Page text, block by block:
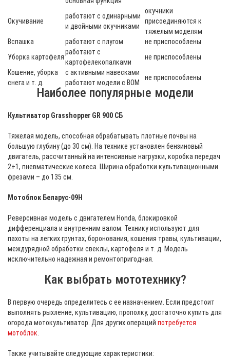
Окучивание
работают с одинарными
и двойными окучниками
окучники
присоединяются к
тяжелым моделям
Вспашка
работают с плугом
не приспособлены
Уборка картофеля
работают с
картофелекопалками
не приспособлены
Кошение, уборка
снега и т. д.
с активными навесками
работают модели с ВОМ
не приспособлены
Наиболее популярные модели
Культиватор Grasshopper GR 900 СБ
Тяжелая модель, способная обрабатывать плотные почвы на
большую глубину (до 30 см). На технике установлен бензиновый
двигатель, рассчитанный на интенсивные нагрузки, коробка передач
2+1, пневматические колеса. Ширина обработки культивационными
фрезами – до 135 см.
Мотоблок Беларус-09Н
Реверсивная модель с двигателем Honda, блокировкой
дифференциала и внутренним валом. Технику используют для
пахоты на легких грунтах, боронования, кошения травы, культивации,
междурядной обработки свеклы, картофеля и т. д. Модель
исключительно надежная и ремонтопригодная.
Как выбрать мототехнику?
В первую очередь определитесь с ее назначением. Если предстоит
выполнять рыхление, культивацию, прополку, достаточно купить для
огорода мотокультиватор. Для других операций потребуется
мотоблок
Также учитывайте следующие характеристики: